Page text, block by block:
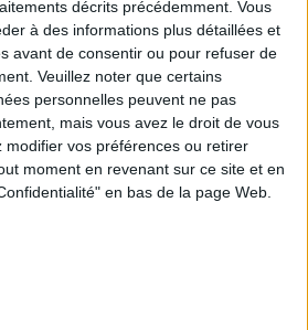
décrits précédemment. Vous
à des informations plus détaillées et
avant de consentir ou pour refuser de
Veuillez noter que certains
personnelles peuvent ne pas
mais vous avez le droit de vous
modifier vos préférences ou retirer
moment en revenant sur ce site et en
en bas de la page Web.
client et de la
Maigrir vous aident
à vous rapprocher
objectif minceur.
minceur(env. 2